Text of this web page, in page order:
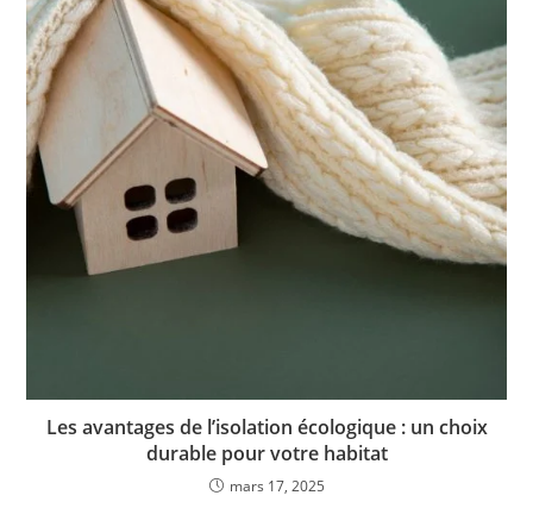
Les avantages de l’isolation écologique : un choix
durable pour votre habitat
mars 17, 2025